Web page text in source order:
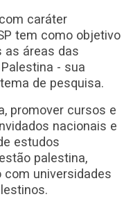
caráter
tem como objetivo
as áreas das
- sua
de pesquisa.
promover cursos e
nacionais e
estudos
palestina,
universidades